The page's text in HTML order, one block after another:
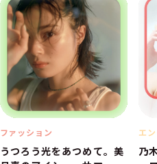
ファッション
うつろう光をあつめて。美
エ
乃